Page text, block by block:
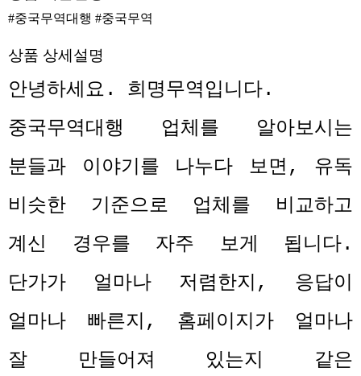
#중국무역대행 #중국무역
상품 상세설명
안녕하세요 . 희명무역입니다.
중국무역대행 업체를 알아보시는
분들과 이야기를 나누다 보면 , 유독
비슷한 기준으로 업체를 비교하고
계신 경우를 자주 보게 됩니다.
단가가 얼마나 저렴한지 , 응답이
얼마나 빠른지 , 홈페이지가 얼마나
잘 만들어져 있는지 같은